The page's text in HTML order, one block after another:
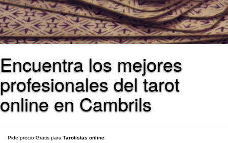
Encuentra los mejores
profesionales del tarot
online en Cambrils
Pide precio Gratis para Tarotistas online